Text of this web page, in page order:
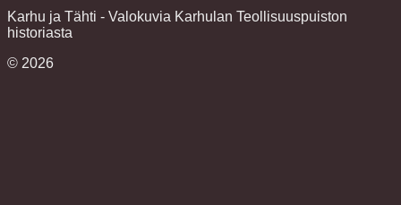
Karhu ja Tähti - Valokuvia Karhulan Teollisuuspuiston
historiasta
© 2026